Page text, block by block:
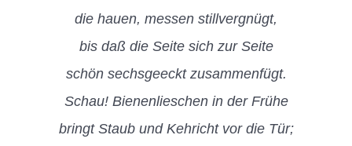
die hauen, messen stillvergnügt,
bis daß die Seite sich zur Seite
schön sechsgeeckt zusammenfügt.
Schau! Bienenlieschen in der Frühe
bringt Staub und Kehricht vor die Tür;